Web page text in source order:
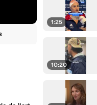
1:25
10:20